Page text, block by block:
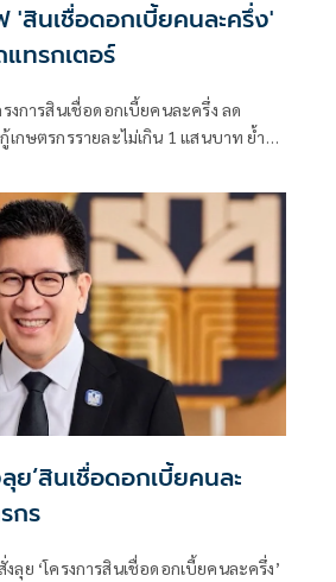
'สินเชื่อดอกเบี้ยคนละครึ่ง'
ทรกเตอร์
งการสินเชื่อดอกเบี้ยคนละครึ่ง ลด
กษตรกรรายละไม่เกิน 1 แสนบาท ย้ำรัฐ
ย‘สินเชื่อดอกเบี้ยคนละ
กร
งลุย ‘โครงการสินเชื่อดอกเบี้ยคนละครึ่ง’